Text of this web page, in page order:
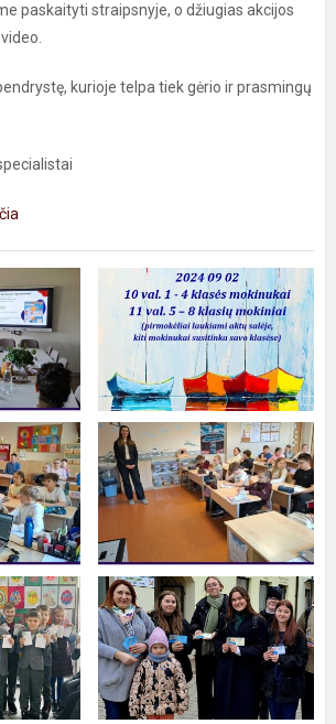
paskaityti straipsnyje, o džiugias akcijos
kurioje telpa tiek gėrio ir prasmingų
čia